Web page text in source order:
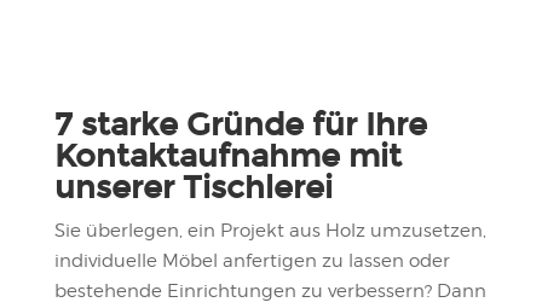
7 starke Gründe für Ihre
Kontaktaufnahme mit
unserer Tischlerei
Sie überlegen, ein Projekt aus Holz umzusetzen,
individuelle Möbel anfertigen zu lassen oder
bestehende Einrichtungen zu verbessern? Dann